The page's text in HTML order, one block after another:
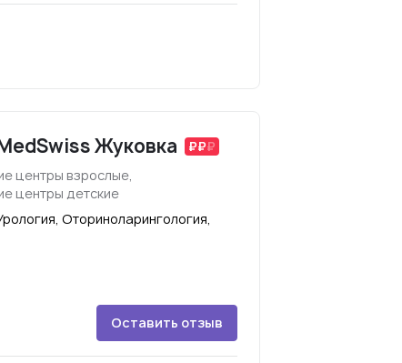
Жуковка
центры взрослые,
центры детские
Оториноларингология,
Оставить отзыв